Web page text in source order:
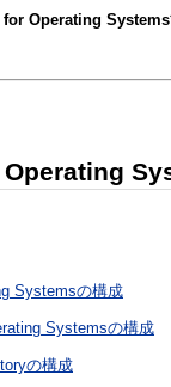
Operating Systems
Systemsの構成
Systemsの構成
の構成